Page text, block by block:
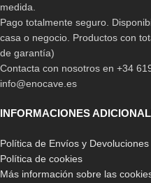
Botellero Arganza Cajas de 12
botellas
689,00
medida.
Pago totalmente seguro.
casa o negocio. Productos con
de garantía)
Contacta con nosotros en +34
info@enocave.es
INFORMACIONES
Política de Envíos y Devoluciones
Política de cookies
Más información sobre las